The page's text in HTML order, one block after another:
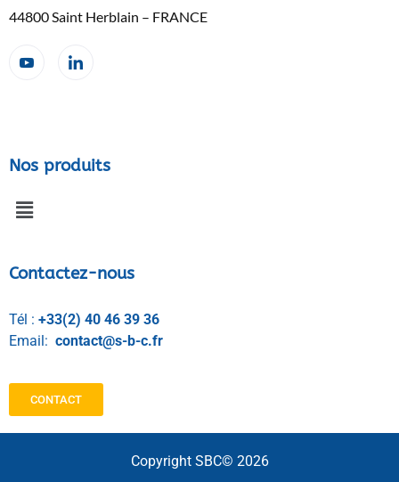
44800 Saint Herblain – FRANCE
Nos produits
Contactez-nous
Tél : +33(2) 40 46 39 36
Email: contact@s-b-c.fr
CONTACT
Copyright SBC© 2026